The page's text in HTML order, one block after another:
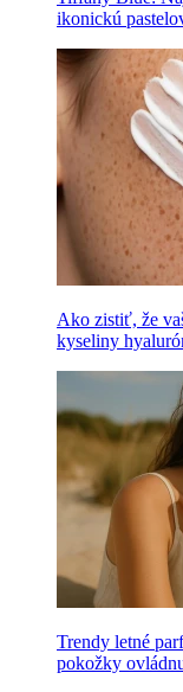
ikonickú
Ako zistiť, že
kyseliny
Trendy letné
pokožky